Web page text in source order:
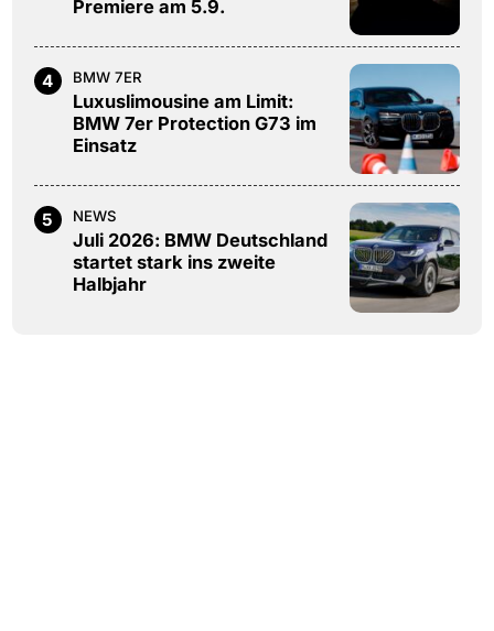
Premiere am 5.9.
4 BMW 7ER
Luxuslimousine am Limit:
BMW 7er Protection G73 im
Einsatz
5 NEWS
Juli 2026: BMW Deutschland
startet stark ins zweite
Halbjahr